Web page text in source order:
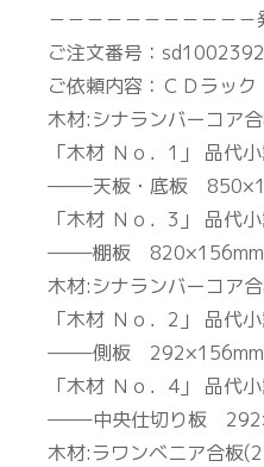
－－－－－－－－－－
ご注文番号：sd1002392
ご依頼内容：ＣＤラック
木材:シナランバーコア
「木材 Ｎｏ．1」 品代
——–天板・底板
「木材 Ｎｏ．3」 品代
——–棚板 820×156mm,
木材:シナランバーコア
「木材 Ｎｏ．2」 品代
——–側板 292×156mm,
「木材 Ｎｏ．4」 品代
——–中央仕切り板
木材:ラワンベニア合板